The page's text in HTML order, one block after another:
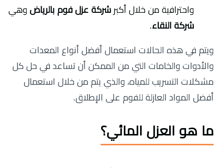
واحترافية من خلال أكبر شركة عزل فوم بالرياض وهي
شركة النقاء.
ويتم في هذه الحالات استعمال أفضل أنواع المعدات
والأدوات والخامات التي من الممكن أن تساعد في حل كل
مشكلات التسريب للمياه، والذي يتم من خلال استعمال
أفضل المواد العازلة للفوم على الإطلاق.
ما هو العزل المائي؟